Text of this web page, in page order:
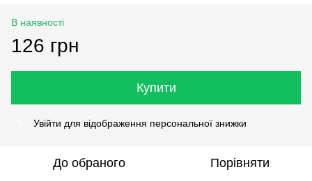
В наявності
126 грн
Купити
Увійти для відображення персональної знижки
До обраного Порівняти